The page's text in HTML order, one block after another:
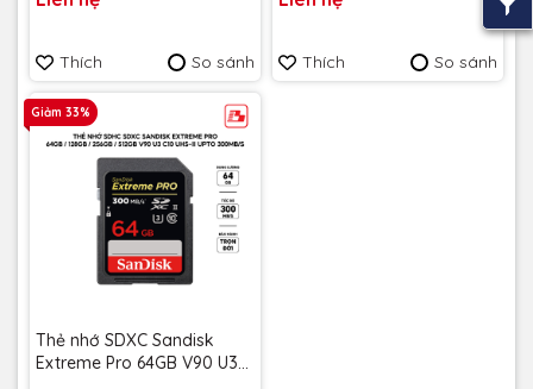
SDSDXDK-512G-GN4IN -
Thích So sánh
SDSDXDK-128G-GN4IN -
Thích So sánh
Giảm 33%
Thẻ nhớ SDXC Sandisk
Extreme Pro 64GB V90 U3